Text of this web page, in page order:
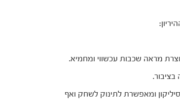
מראה שכבות עכשווי ומחמיא.
ומאפשרת לתינוק לשחק ואף